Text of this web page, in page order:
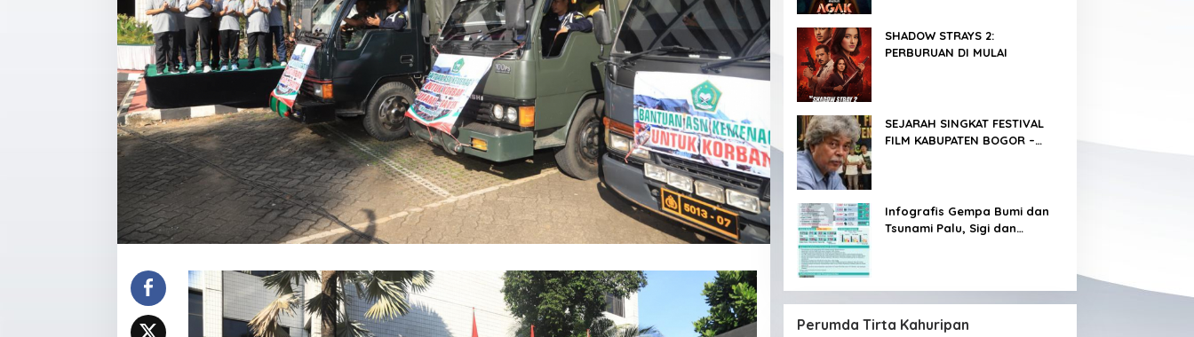
SHADOW STRAYS 2:
PERBURUAN DI MULAI
SEJARAH SINGKAT FESTIVAL
FILM KABUPATEN BOGOR –
Infografis Gempa Bumi dan
Tsunami Palu, Sigi dan
Perumda Tirta Kahuripan